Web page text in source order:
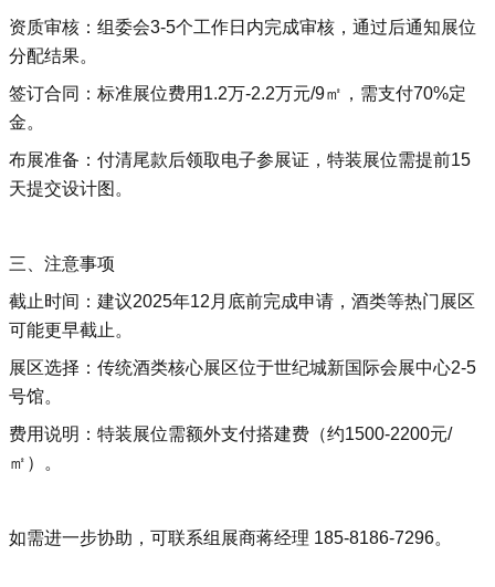
资质审核‌：组委会3-5个工作日内完成审核，通过后通知展位
分配结果‌。
签订合同‌：标准展位费用1.2万-2.2万元/9㎡，需支付70%定
金‌。
布展准备‌：付清尾款后领取电子参展证，特装展位需提前15
天提交设计图‌。
三、注意事项
截止时间‌：建议2025年12月底前完成申请，酒类等热门展区
可能更早截止‌。
展区选择‌：传统酒类核心展区位于世纪城新国际会展中心2-5
号馆‌。
费用说明‌：特装展位需额外支付搭建费（约1500-2200元/
㎡）‌。
如需进一步协助，可联系组展商蒋经理 185-8186-7296。